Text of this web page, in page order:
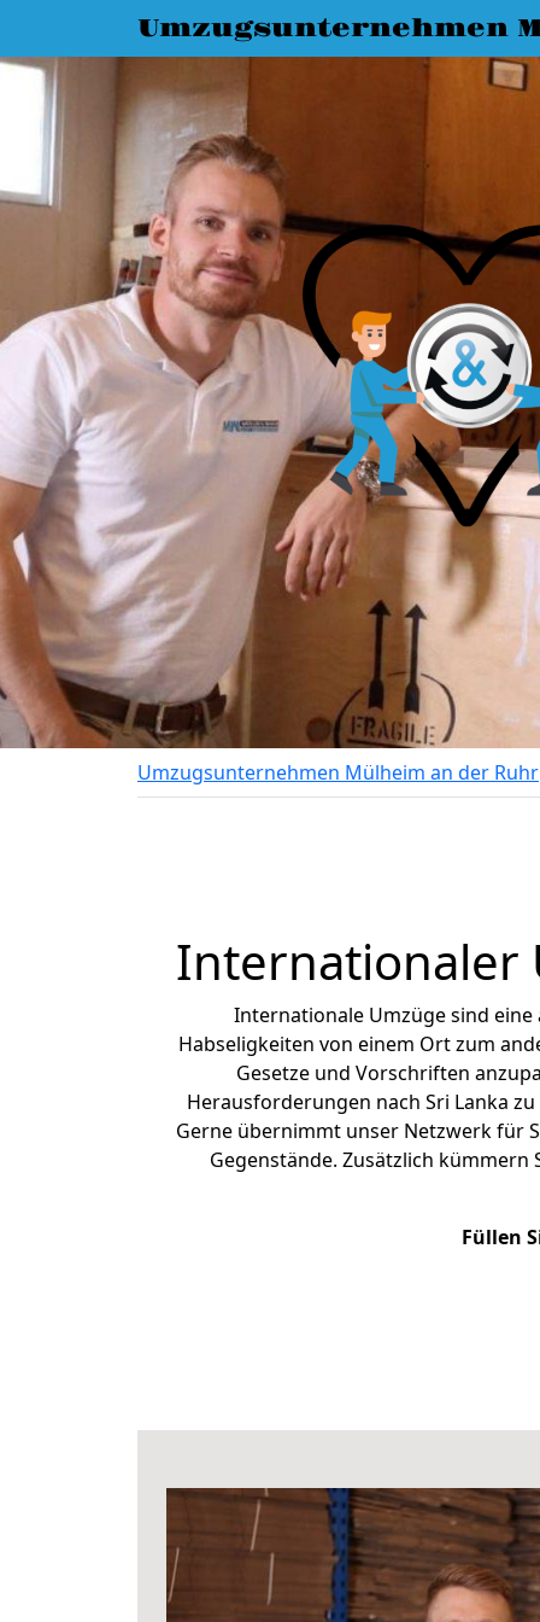
Umzugsunternehmen
Umzugsunternehmen Mülheim an der Ruhr
Internationaler
Internationale Umzüge sind
Habseligkeiten von einem Ort zum
Gesetze und Vorschriften
Herausforderungen nach Sri Lanka
Gerne übernimmt unser Netzwerk für
Gegenstände. Zusätzlich
Füllen